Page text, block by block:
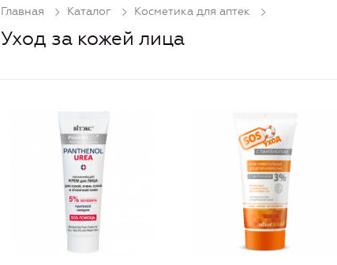
Главная Каталог Косметика для аптек
Уход за кожей лица